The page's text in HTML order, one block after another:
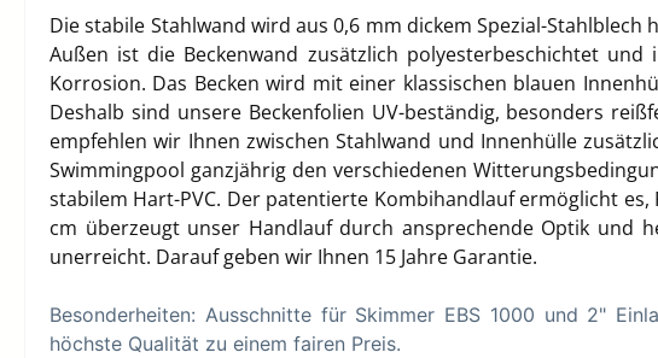
Die stabile Stahlwand wird aus 0,6 mm dickem Spezial-
Außen ist die Beckenwand zusätzlich polyesterbeschichtet
Korrosion. Das Becken wird mit einer klassischen blauen
Deshalb sind unsere Beckenfolien UV-beständig, besonders
empfehlen wir Ihnen zwischen Stahlwand und Innenhülle
Swimmingpool ganzjährig den verschiedenen
stabilem Hart-PVC. Der patentierte Kombihandlauf ermöglicht
cm überzeugt unser Handlauf durch ansprechende Optik und
unerreicht. Darauf geben wir Ihnen 15 Jahre Garantie.
Besonderheiten: Ausschnitte für Skimmer EBS 1000 und 2"
höchste Qualität zu einem fairen Preis.